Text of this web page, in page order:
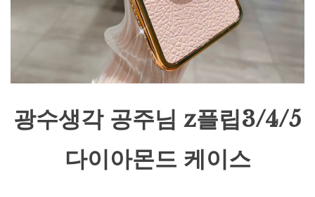
광수생각 공주님 z플립3/4/5
다이아몬드 케이스